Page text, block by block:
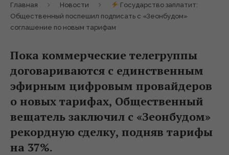
Главная Новости
Государство заплатит:
Общественный поспешил подписать с «Зеонбудом»
соглашение по новым тарифам
Пока коммерческие телегруппы
договариваются с единственным
эфирным цифровым провайдеров
о новых тарифах, Общественный
вещатель заключил с «Зеонбудом»
рекордную сделку, подняв тарифы
на 37%.